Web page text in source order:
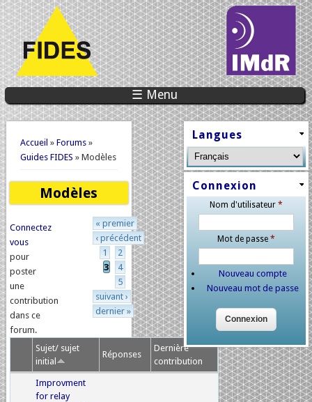
☰ Menu
Vous êtes ici
Accueil » Forums»
Guides FIDES » Modèles
Modèles
Connectez
vous
pour
poster
une
contribution
dans ce
forum.
Pages
« premier
‹ précédent
1
2
3
4
5
suivant ›
dernier »
Sujet/ sujet
initial
Réponses
Dernière
contribution
Improvment
for relay
Langues
Connexion
Nom d'utilisateur *
Mot de passe *
Nouveau compte
Nouveau mot de passe